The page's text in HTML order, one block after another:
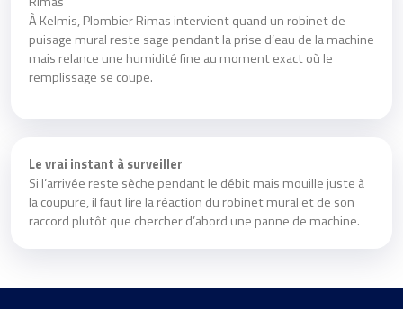
À Kelmis, Plombier Rimas intervient quand un robinet de
puisage mural reste sage pendant la prise d’eau de la machine
mais relance une humidité fine au moment exact où le
remplissage se coupe.
Le vrai instant à surveiller
Si l’arrivée reste sèche pendant le débit mais mouille juste à
la coupure, il faut lire la réaction du robinet mural et de son
raccord plutôt que chercher d’abord une panne de machine.